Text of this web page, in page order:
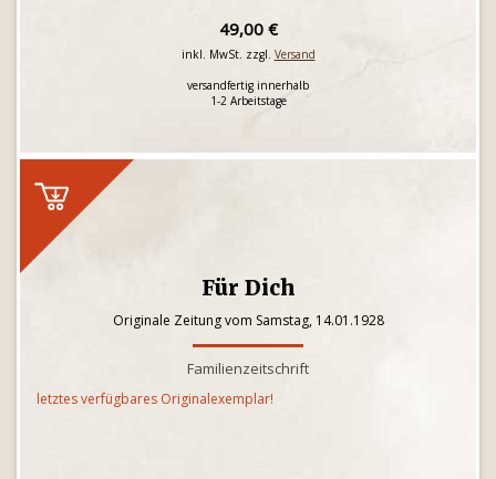
49,00 €
inkl. MwSt. zzgl. Versand
versandfertig innerhalb
1-2 Arbeitstage
Für Dich
Originale Zeitung vom Samstag, 14.01.1928
Familienzeitschrift
letztes verfügbares Originalexemplar!